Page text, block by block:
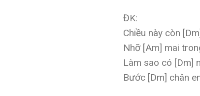
ĐK:
Chiều này còn
Nhỡ [Am] mai
Làm sao có [Dm]
Bước [Dm] chân